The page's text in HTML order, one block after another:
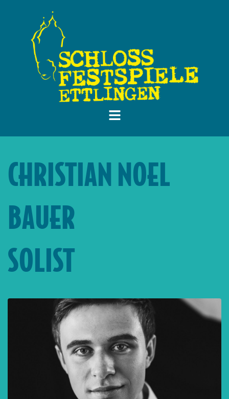
CHRISTIAN NOEL
BAUER
SOLIST